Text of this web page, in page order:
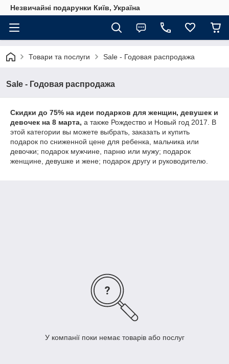
Незвичайні подарунки Київ, Україна
Товари та послуги Sale - Годовая распродажа
Sale - Годовая распродажа
Скидки до 75% на идеи подарков для женщин, девушек и
девочек на 8 марта, а также Рождество и Новый год 2017.
В
этой категории вы можете выбрать, заказать и купить
подарок по сниженной цене для ребенка, мальчика или
девочки; подарок мужчине, парню или мужу; подарок
женщине, девушке и жене; подарок другу и руководителю.
У компанії поки немає товарів або послуг